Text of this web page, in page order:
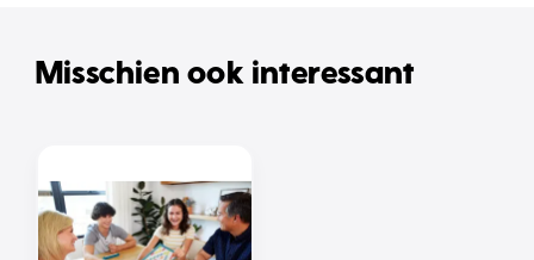
Misschien ook interessant